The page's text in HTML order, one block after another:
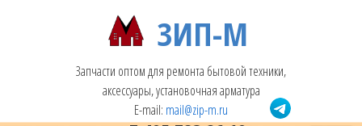
ЗИП-М
Запчасти оптом для ремонта бытовой техники,
аксессуары, установочная арматура
E-mail: mail@zip-m.ru